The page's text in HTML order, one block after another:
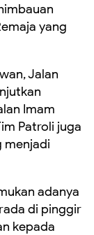
yang
Jalan
Imam
Patroli juga
menjadi
adanya
di pinggir
kepada